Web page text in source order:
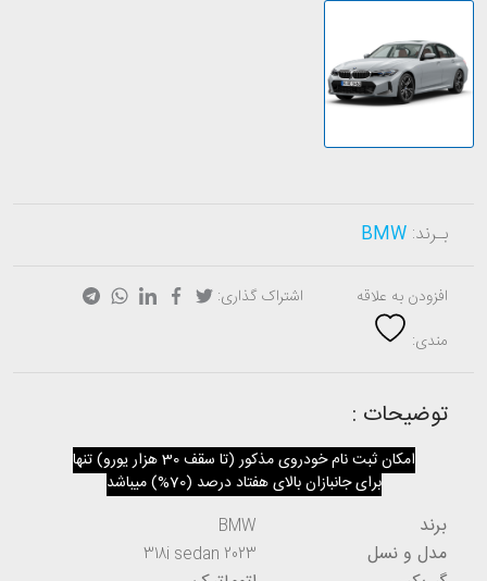
بـرند: BMW
افزودن به علاقه
مندی:
اشتراک گذاری:
توضیحات :
امکان ثبت نام خودروی مذکور (تا سقف 30 هزار یورو) تنها
برایجانبازان بالای هفتاد درصد (70%) میباشد
برند BMW
مدل و نسل 318i sedan 2023